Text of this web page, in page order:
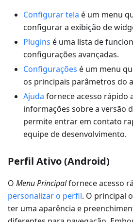
Configurar tela é um menu
configurar a exibição de
Plugins é uma lista de
configurações avançadas.
Configurações é um menu
os principais parâmetros do
Ajuda fornece acesso rápido
informações sobre a versão
permite entrar em contato
equipe de desenvolvimento.
Perfil Ativo (Android)
O Menu Principalfornece acesso
personalizar o perfil. O principal
ter uma aparência e